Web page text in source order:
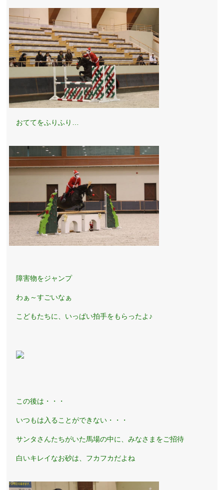
おててをふりふり…
障害物をジャンプ
わぁ～すごいなぁ
こどもたちに、いっぱい拍手をもらったよ♪
この後は・・・
いつもは入ることができない・・・
サンタさんたちがいた馬場の中に、みなさまをご招待
白いキレイなお砂は、フカフカだよね